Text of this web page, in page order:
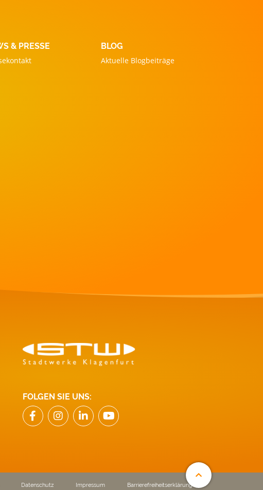
& PRESSE
BLOG
Aktuelle Blogbeiträge
FOLGEN SIE UNS:
Datenschutz Impressum Barrierefreiheitserklärung